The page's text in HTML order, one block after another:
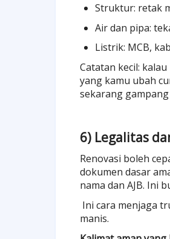
Struktur: retak
Air dan pipa:
Listrik: MCB,
Catatan kecil:
yang kamu ubah
sekarang
6) Legalitas
Renovasi boleh
dokumen dasar
nama dan AJB. Ini
Ini cara menjaga
manis.